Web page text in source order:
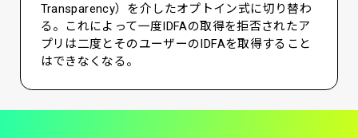
Transparency）を介したオプトイン式に切り替わ
る。これによって一度IDFAの取得を拒否されたア
プリは二度とそのユーザーのIDFAを取得すること
はできなくなる。